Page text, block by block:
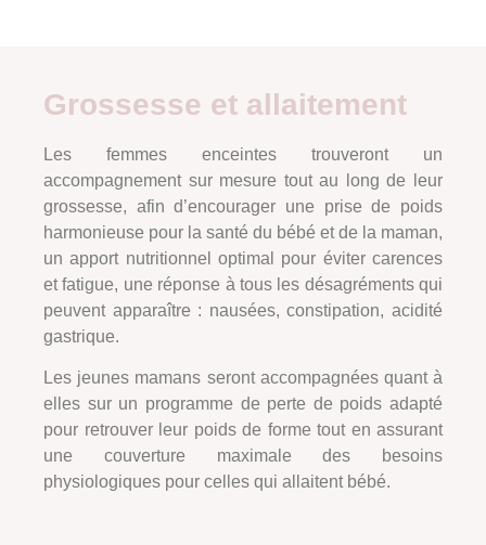
Grossesse et allaitement
Les femmes enceintes trouveront un
accompagnement sur mesure tout au long de leur
grossesse, afin d’encourager une prise de poids
harmonieuse pour la santé du bébé et de la maman,
un apport nutritionnel optimal pour éviter carences
et fatigue, une réponse à tous les désagréments qui
peuvent apparaître : nausées, constipation, acidité
gastrique.
Les jeunes mamans seront accompagnées quant à
elles sur un programme de perte de poids adapté
pour retrouver leur poids de forme tout en assurant
une couverture maximale des besoins
physiologiques pour celles qui allaitent bébé.